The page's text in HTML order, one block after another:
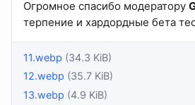
Огромное спасибо модератору
терпение и хардордные бета
11.webp (34.3 KiB)
12.webp (35.7 KiB)
13.webp (4.9 KiB)